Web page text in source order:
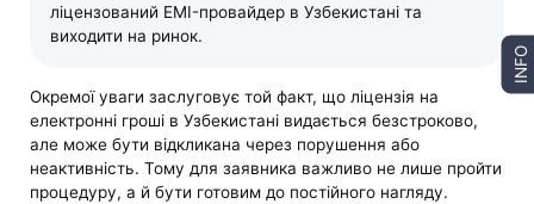
ліцензований EMI-провайдер в Узбекистані та
виходити на ринок.
Окремої уваги заслуговує той факт, що ліцензія на
електронні гроші в Узбекистані видається безстроково,
але може бути відкликана через порушення або
неактивність. Тому для заявника важливо не лише пройти
процедуру, а й бути готовим до постійного нагляду.
INFO